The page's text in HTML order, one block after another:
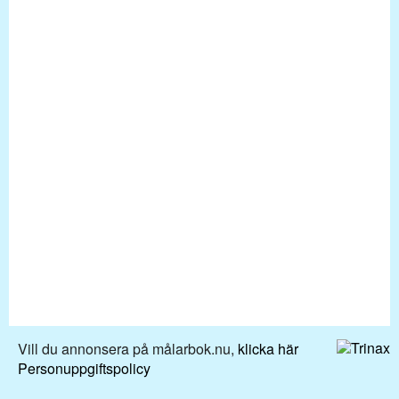
Vill du annonsera på målarbok.nu, klicka här
Personuppgiftspolicy